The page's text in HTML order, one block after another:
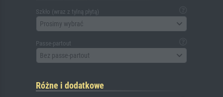
Szkło (wraz z tylną płytą)
Prosimy wybrać
Passe-partout
Bez passe-partout
Różne i dodatkowe